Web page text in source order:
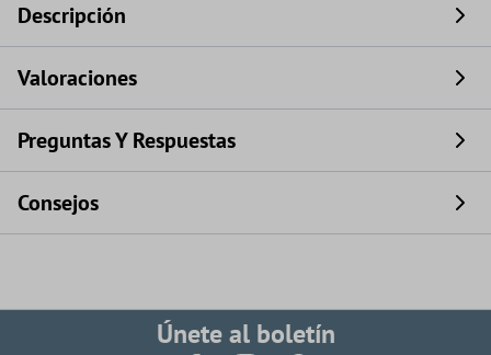
Descripción
Valoraciones
Preguntas Y Respuestas
Consejos
Únete al boletín